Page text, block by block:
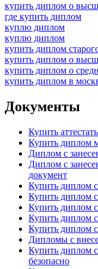
купить диплом о
где купить диплом
куплю диплом
куплю диплом
купить диплом
купить диплом о
купить диплом о
купить диплом в
Документы
Купить
Купить диплом
Диплом с
Диплом с
документ
Купить диплом с
Купить диплом с
Купить диплом
Купить диплом
Купить диплом
Дипломы с
Купить диплом
безопасно